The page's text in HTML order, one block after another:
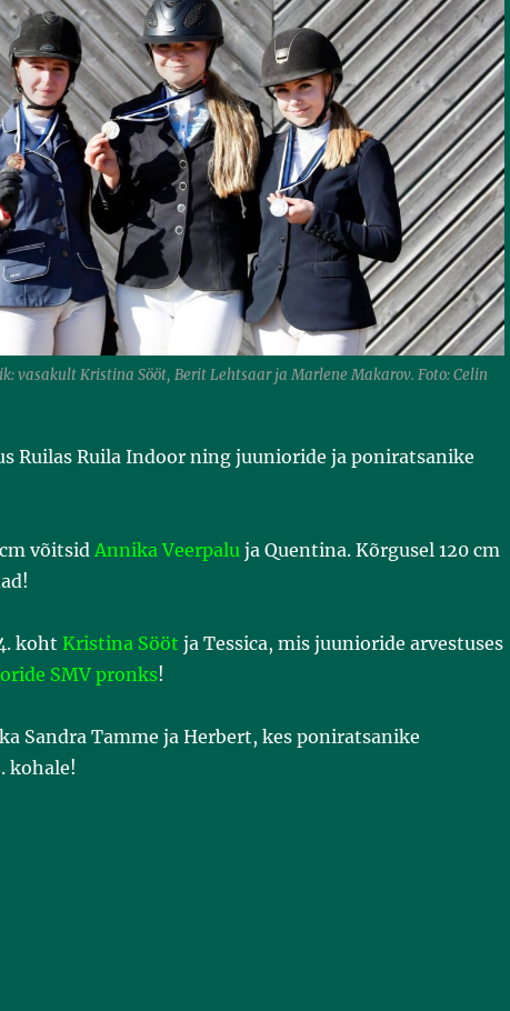
vasakult Kristina Sööt, Berit Lehtsaar ja Marlene Makarov. Foto: Celin
Ruilas Ruila Indoor ning juunioride ja poniratsanike
võitsid Annika Veerpalu ja Quentina. Kõrgusel 120 cm
koht Kristina Sööt ja Tessica, mis juunioride arvestuses
SMV pronks!
Sandra Tamme ja Herbert, kes poniratsanike
kohale!